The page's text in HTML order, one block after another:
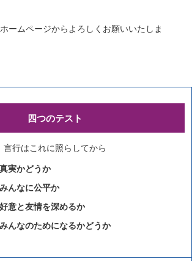
ームページからよろしくお願いいたしま
四つのテスト
言行はこれに照らしてから
真実かどうか
みんなに公平か
好意と友情を深めるか
みんなのためになるかどうか